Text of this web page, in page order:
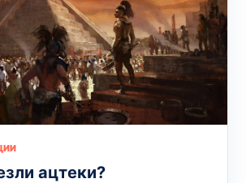
ацтеки?